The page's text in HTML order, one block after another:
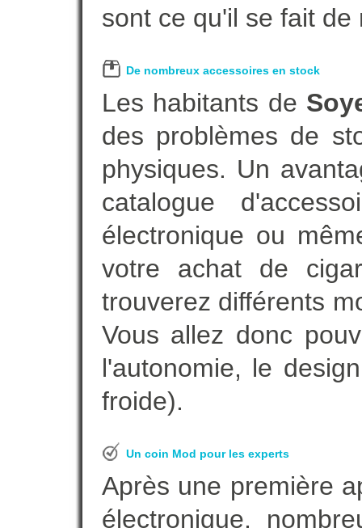
sont ce qu'il se fait
De nombreux accessoires en stock
Les habitants de
des problèmes de
physiques. Un
catalogue
électronique ou
votre achat de
trouverez différents
Vous allez donc
l'autonomie, le
froide).
Un coin Mod pour les experts
Après une première
électronique,